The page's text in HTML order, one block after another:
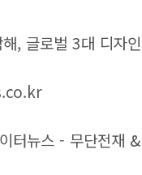
, 글로벌 3대 디자
터뉴스 - 무단전재